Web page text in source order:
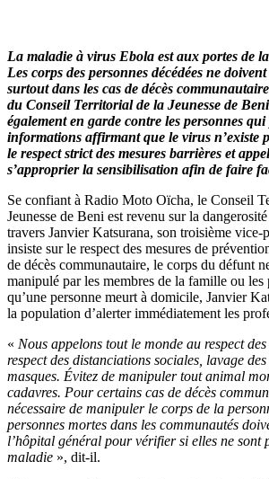
La maladie à virus Ebola est aux portes de
Les corps des personnes décédées ne
surtout dans les cas de décès
du Conseil Territorial de la Jeunesse de
également en garde contre les personnes
informations affirmant que le virus n’existe
le respect strict des mesures barrières et
s’approprier la sensibilisation afin de faire
Se confiant à Radio Moto Oïcha, le Conseil
Jeunesse de Beni est revenu sur la
travers Janvier Katsurana, son troisième vice-
insiste sur le respect des mesures de
de décès communautaire, le corps du défunt
manipulé par les membres de la famille ou
qu’une personne meurt à domicile, Janvier
la population d’alerter immédiatement les
« Nous appelons tout le monde au respect
respect des distanciations sociales, lavage
masques. Évitez de manipuler tout animal
cadavres. Pour certains cas de décès
nécessaire de manipuler le corps de la
personnes mortes dans les communautés
l’hôpital général pour vérifier si elles ne sont
maladie », dit-il.